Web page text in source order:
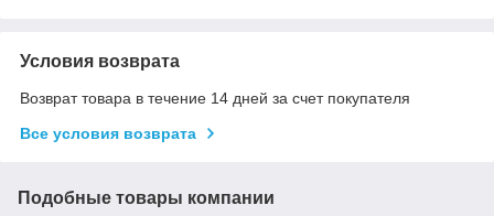
Условия возврата
Возврат товара в течение 14 дней за счет покупателя
Все условия возврата
Подобные товары компании